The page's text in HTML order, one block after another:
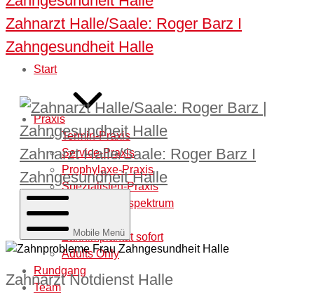
Zahnarzt Halle/Saale: Roger Barz I
Zahngesundheit Halle
Start
Praxis
Termin-Praxis
Service-Praxis
Prophylaxe-Praxis
Spezialisten-Praxis
Behandlungsspektrum
Zahnimplantat sofort
Adults Only
Rundgang
Team
Zahnarzt Halle/Saale: Roger Barz I
Zahngesundheit Halle
Mobile Menü
Zahnarzt Notdienst Halle